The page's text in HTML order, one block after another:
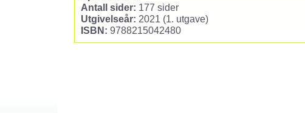
Antall sider: 177 sider
Utgivelseår: 2021 (1. utgave)
ISBN: 9788215042480